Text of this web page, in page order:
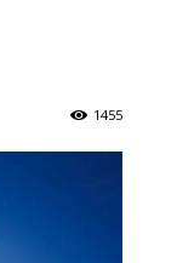
1455